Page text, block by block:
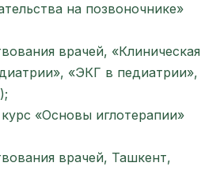
на позвоночнике»
врачей, «Клиническая
«ЭКГ в педиатрии»,
«Основы иглотерапии»
врачей, Ташкент,